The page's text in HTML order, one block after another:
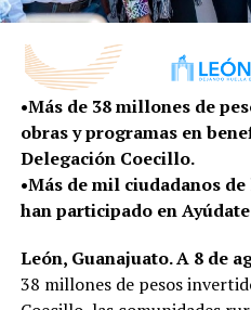
•Más de 38 millones de
obras y programas en
Delegación Coecillo.
•Más de mil ciudadanos
han participado en
León, Guanajuato. A 8 de
38 millones de pesos